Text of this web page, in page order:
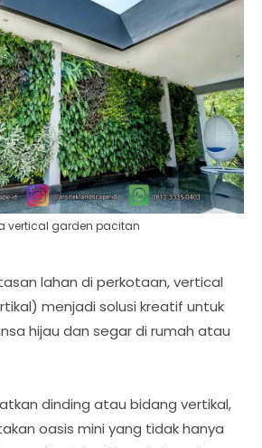
vertical garden pacitan
lahan di perkotaan, vertical
menjadi solusi kreatif untuk
hijau dan segar di rumah atau
dinding atau bidang vertikal,
oasis mini yang tidak hanya